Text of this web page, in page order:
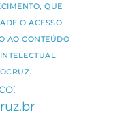
QUE
O ACESSO
AO CONTEÚDO